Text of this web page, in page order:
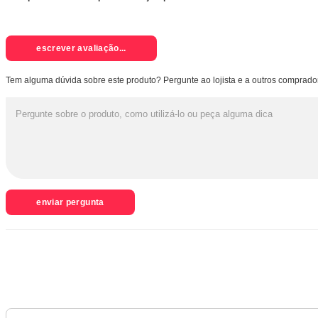
escrever avaliação...
Tem alguma dúvida sobre este produto? Pergunte ao lojista e a outros
enviar pergunta